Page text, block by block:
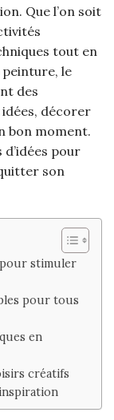
Que l’on soit
tout en
peinture, le
des
décorer
bon moment.
pour
son
stimuler
pour tous
en
créatifs